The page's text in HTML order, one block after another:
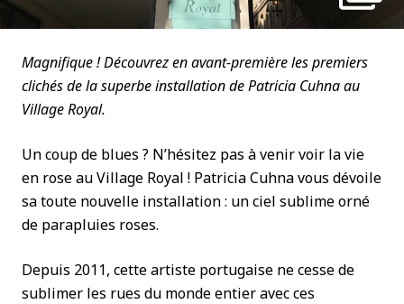
Magnifique ! Découvrez en avant-première les premiers
clichés de la superbe installation de Patricia Cuhna au
Village Royal.
Un coup de blues ? N’hésitez pas à venir voir la vie
en rose au Village Royal ! Patricia Cuhna vous dévoile
sa toute nouvelle installation : un ciel sublime orné
de parapluies roses.
Depuis 2011, cette artiste portugaise ne cesse de
sublimer les rues du monde entier avec ces